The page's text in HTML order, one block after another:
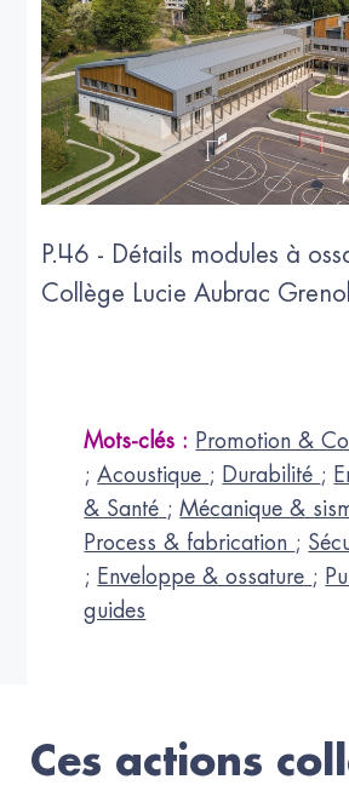
P.46 - Détails modules à
Collège Lucie Aubrac
Mots-clés : Promotion &
;Acoustique ; Durabilité ;
& Santé ;Mécanique &
Process & fabrication ;
; Enveloppe & ossature ;
guides
Ces actions